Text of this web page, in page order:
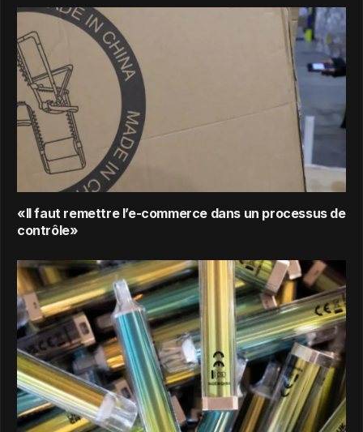
«Il faut remettre l’e-commerce dans un processus de
contrôle»